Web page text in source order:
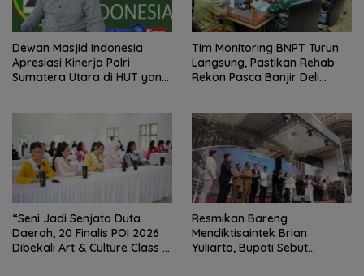
Dewan Masjid Indonesia
Apresiasi Kinerja Polri
Sumatera Utara di HUT yang
Tim Monitoring BNPT Turun
Langsung, Pastikan Rehab
Rekon Pasca Banjir Deli
“Seni Jadi Senjata Duta
Daerah, 20 Finalis POI 2026
Dibekali Art & Culture Class di
Resmikan Bareng
Mendiktisaintek Brian
Yuliarto, Bupati Sebut